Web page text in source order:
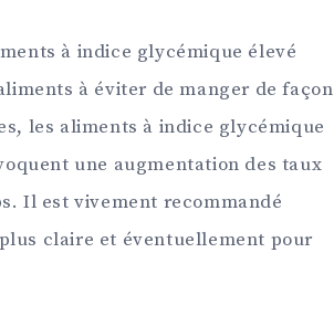
à indice glycémique élevé
à éviter de manger de façon
les aliments à indice glycémique
une augmentation des taux
Il est vivement recommandé
claire et éventuellement pour